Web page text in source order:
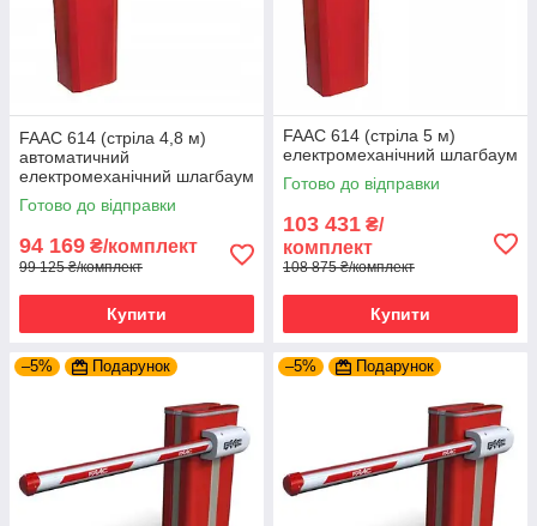
FAAC 614 (стріла 4,8 м)
автоматичний
електромеханічний шлагбаум
Готово до відправки
94 169 ₴/комплект
99 125 ₴/комплект
Купити
FAAC 614 (стріла 5 м)
електромеханічний шлагбаум
Готово до відправки
103 431 ₴/
комплект
108 875 ₴/комплект
Купити
–5% Подарунок –5% Подарунок